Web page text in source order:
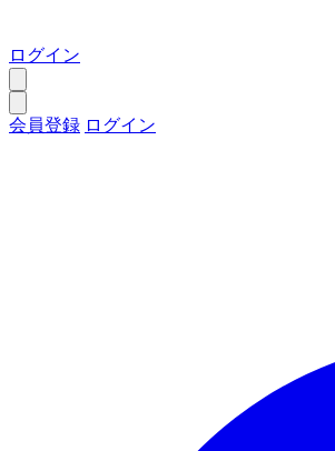
ログイン
会員登録 ログイン